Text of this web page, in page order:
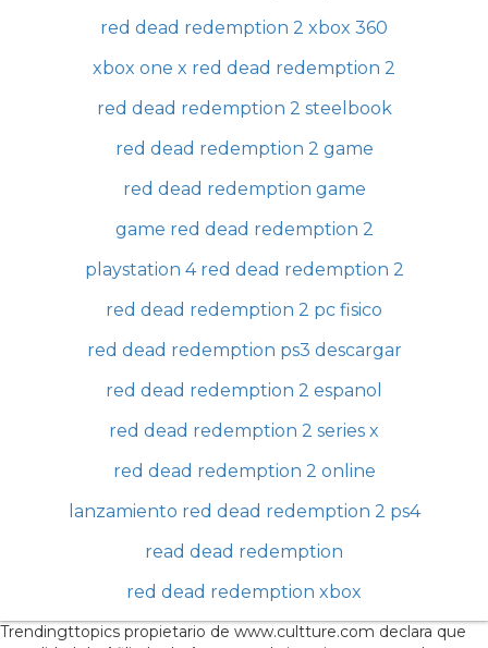
red dead redemption 2 xbox 360
xbox one x red dead redemption 2
red dead redemption 2 steelbook
red dead redemption 2 game
red dead redemption game
game red dead redemption 2
playstation 4 red dead redemption 2
red dead redemption 2 pc fisico
red dead redemption ps3 descargar
red dead redemption 2 espanol
red dead redemption 2 series x
red dead redemption 2 online
lanzamiento red dead redemption 2 ps4
read dead redemption
red dead redemption xbox
Trendingttopics propietario de www.cultture.com declara que